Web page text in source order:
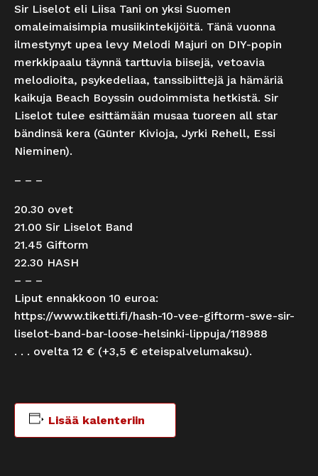
Sir Liselot eli Liisa Tani on yksi Suomen
omaleimaisimpia musiikintekijöitä. Tänä vuonna
ilmestynyt upea levy Melodi Majuri on DIY-popin
merkkipaalu täynnä tarttuvia biisejä, vetoavia
melodioita, psykedeliaa, tanssibiittejä ja hämäriä
kaikuja Beach Boyssin oudoimmista hetkistä. Sir
Liselot tulee esittämään musaa tuoreen all star
bändinsä kera (Günter Kivioja, Jyrki Rehell, Essi
Nieminen).
– – –
20.30 ovet
21.00 Sir Liselot Band
21.45 Giftorm
22.30 HASH
– – –
Liput ennakkoon 10 euroa:
https://www.tiketti.fi/hash-10-vee-giftorm-swe-sir-
liselot-band-bar-loose-helsinki-lippuja/118988
. . . ovelta 12 € (+3,5 € eteispalvelumaksu).
Lisää kalenteriin